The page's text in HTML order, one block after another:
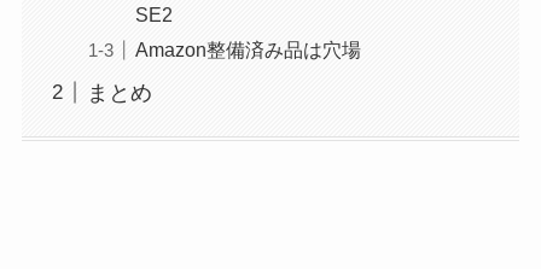
SE2
Amazon整備済み品は穴場
まとめ